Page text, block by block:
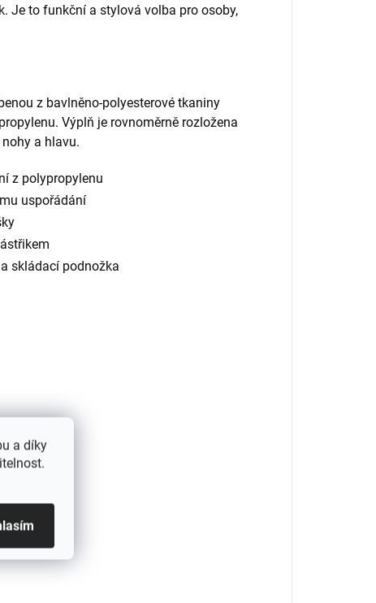
a díky
Je to funkční a stylová volba pro osoby,
z bavlněno-polyesterové tkaniny
Výplň je rovnoměrně rozložena
a hlavu.
z polypropylenu
uspořádání
skládací podnožka
polyester